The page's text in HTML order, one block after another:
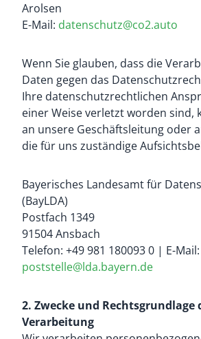
Arolsen
E-Mail: datenschutz@co2.auto
Wenn Sie glauben, dass die
Daten gegen das
Ihre datenschutzrechtlichen
einer Weise verletzt worden sind,
an unsere Geschäftsleitung oder
die für uns zuständige
Bayerisches Landesamt für
(BayLDA)
Postfach 1349
91504 Ansbach
Telefon: +49 981 180093 0 | E-Mail:
poststelle@lda.bayern.de
2. Zwecke und Rechtsgrundlage
Verarbeitung